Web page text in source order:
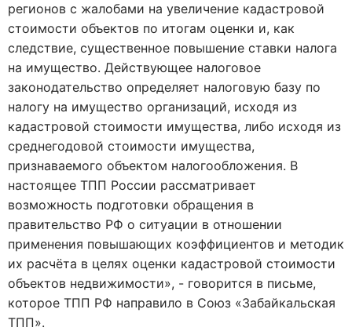
регионов с жалобами на увеличение кадастровой
стоимости объектов по итогам оценки и, как
следствие, существенное повышение ставки налога
на имущество. Действующее налоговое
законодательство определяет налоговую базу по
налогу на имущество организаций, исходя из
кадастровой стоимости имущества, либо исходя из
среднегодовой стоимости имущества,
признаваемого объектом налогообложения. В
настоящее ТПП России рассматривает
возможность подготовки обращения в
правительство РФ о ситуации в отношении
применения повышающих коэффициентов и методик
их расчёта в целях оценки кадастровой стоимости
объектов недвижимости», - говорится в письме,
которое ТПП РФ направило в Союз «Забайкальская
ТПП».